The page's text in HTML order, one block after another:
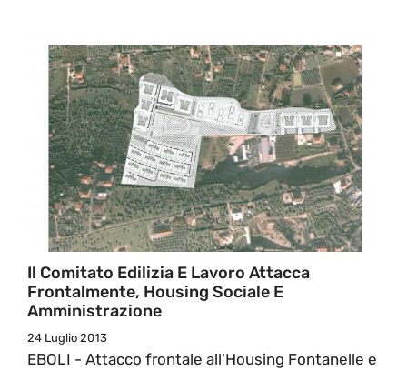
Il Comitato Edilizia E Lavoro Attacca
Frontalmente, Housing Sociale E
Amministrazione
24 Luglio 2013
EBOLI - Attacco frontale all'Housing Fontanelle e